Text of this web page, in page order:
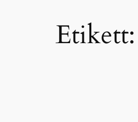
Etikett: